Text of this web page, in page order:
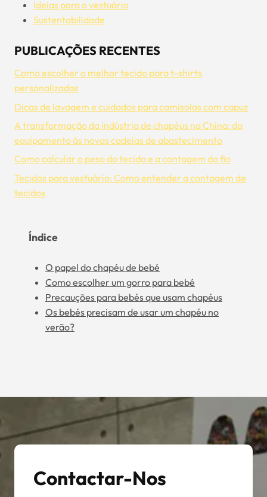
Ideias para o vestuário
Sustentabilidade
PUBLICAÇÕES RECENTES
Como escolher o melhor tecido para t-shirts
personalizadas
Dicas de lavagem e cuidados para camisolas com capuz
A transformação da indústria de chapéus na China: do
equipamento às novas cadeias de abastecimento
Como calcular o peso do tecido e a contagem do fio
Tecidos para vestuário: Como entender a contagem de
tecidos
Índice
O papel do chapéu de bebé
Como escolher um gorro para bebé
Precauções para bebés que usam chapéus
Os bebés precisam de usar um chapéu no
verão?
Contactar-Nos